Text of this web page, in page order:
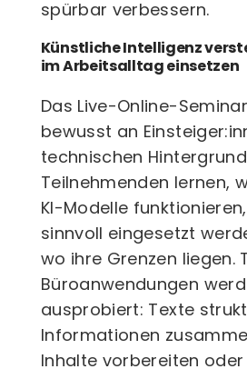
spürbar verbessern.
Künstliche Intelligenz
im Arbeitsalltag einsetzen
Das Live-Online-
bewusst an
technischen
Teilnehmenden lernen,
KI-Modelle
sinnvoll eingesetzt
wo ihre Grenzen liegen.
Büroanwendungen
ausprobiert: Texte
Informationen
Inhalte vorbereiten